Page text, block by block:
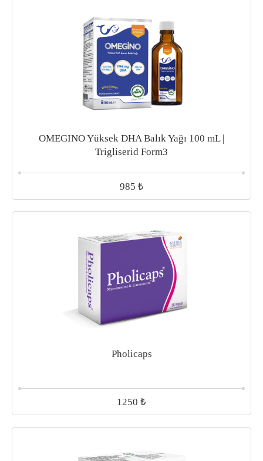
OMEGINO Yüksek DHA Balık Yağı 100 mL |
Trigliserid Form3
985 ₺
Pholicaps
1250 ₺